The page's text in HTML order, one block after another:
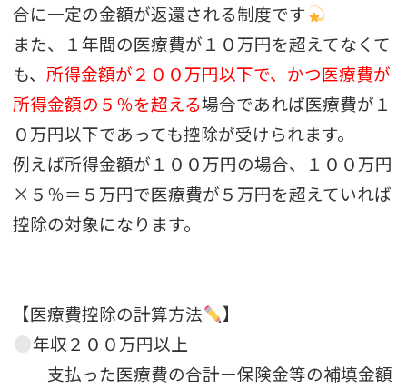
合に一定の金額が返還される制度です
また、１年間の医療費が１０万円を超えてなくて
も、 所得金額が２００万円以下で、かつ医療費が
所得金額の５％を超える場合であれば医療費が１
０万円以下であっても控除が受けられます。
例えば所得金額が１００万円の場合、１００万円
×５％＝５万円で医療費が５万円を超えていれば
控除の対象になります。
【医療費控除の計算方法
】
年収２００万円以上
支払った医療費の合計ー保険金等の補填金額